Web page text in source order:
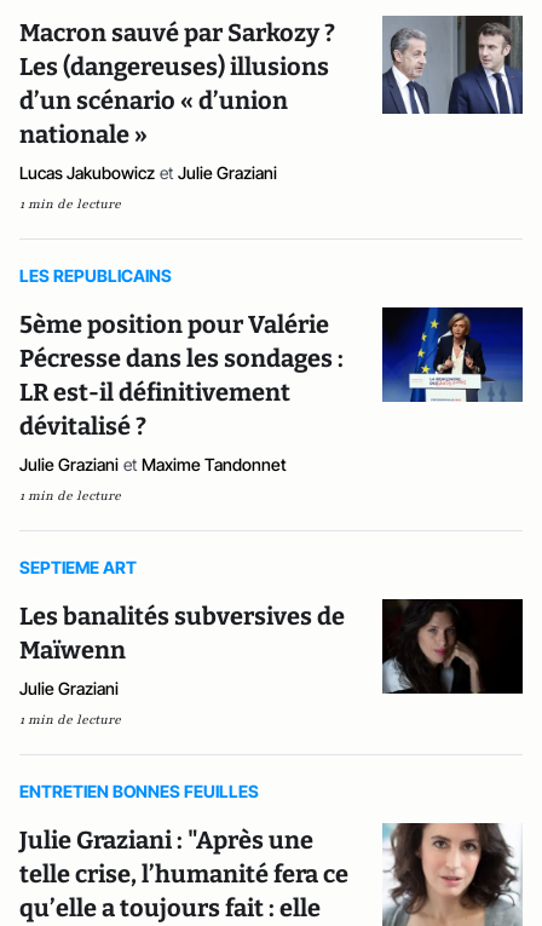
Macron sauvé par Sarkozy ?
Les (dangereuses) illusions
d’un scénario « d’union
nationale »
Lucas Jakubowicz et Julie Graziani
1 min de lecture
LES REPUBLICAINS
5ème position pour Valérie
Pécresse dans les sondages :
LR est-il définitivement
dévitalisé ?
Julie Graziani et Maxime Tandonnet
1 min de lecture
SEPTIEME ART
Les banalités subversives de
Maïwenn
Julie Graziani
1 min de lecture
ENTRETIEN BONNES FEUILLES
Julie Graziani : "Après une
telle crise, l’humanité fera ce
qu’elle a toujours fait : elle